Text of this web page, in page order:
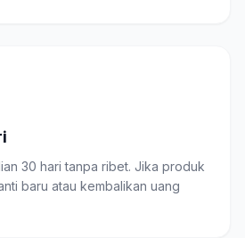
30 hari tanpa ribet. Jika produk
baru atau kembalikan uang